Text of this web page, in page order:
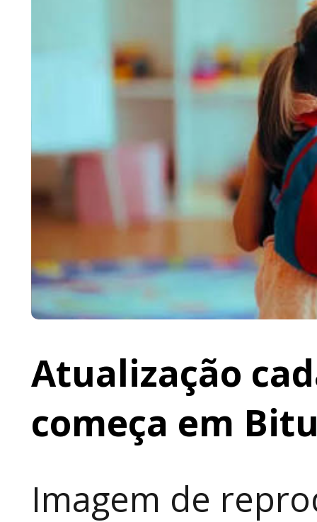
Atualização
começa em
Imagem de